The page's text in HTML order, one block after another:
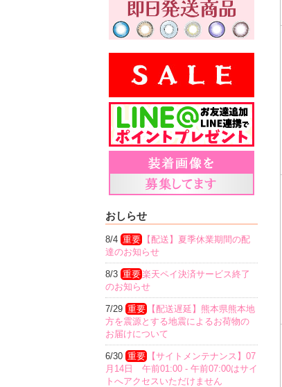
おしらせ
8/4 重要
【配送】夏季休業期間の配
達のお知らせ
8/3 重要楽天ペイ決済サービス終了
のお知らせ
7/29 重要
【配送遅延】熊本県熊本地
方を震源とする地震によるお荷物の
お届けについて
6/30 重要
【サイトメンテナンス】07
月14日 午前01:00 - 午前07:00はサイ
トへアクセスいただけません